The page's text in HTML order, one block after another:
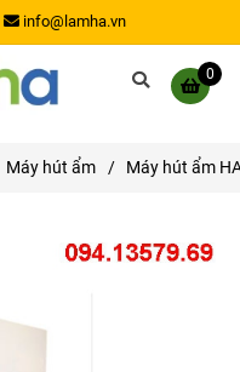
info@lamha.vn
0
Máy hút ẩm / Máy hút ẩm